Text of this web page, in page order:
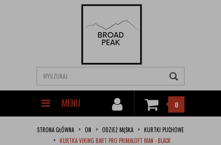
MENU 0
STRONA GŁÓWNA ON ODZIEŻ MĘSKA
KURTKI PUCHOWE
KURTKA VIKING BART PRO PRIMALOFT MAN - BLACK